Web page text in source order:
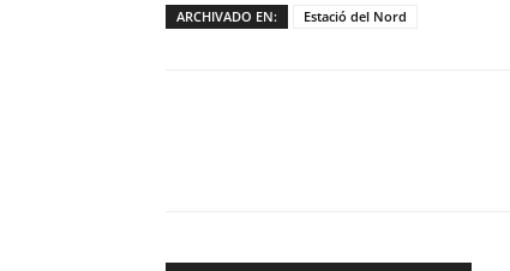
ARCHIVADO EN: Estació del Nord